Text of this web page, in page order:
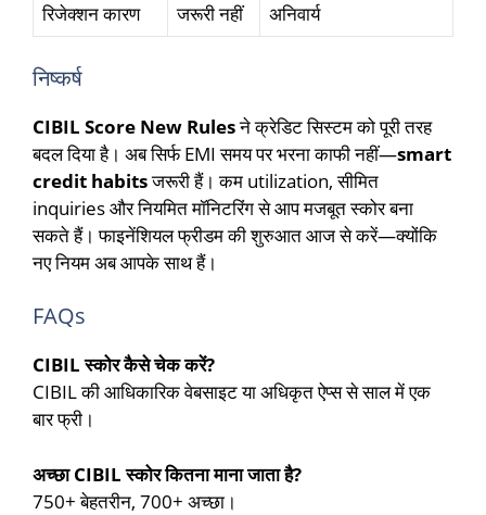
रिजेक्शन कारण
जरूरी नहीं अनिवार्य
निष्कर्ष
CIBIL Score New Rulesने क्रेडिट सिस्टम को पूरी तरह
बदल दिया है। अब सिर्फ EMI समय पर भरना काफी नहीं—smart
credit habitsजरूरी हैं। कम utilization, सीमित
inquiries और नियमित मॉनिटरिंग से आप मजबूत स्कोर बना
सकते हैं। फाइनेंशियल फ्रीडम की शुरुआत आज से करें—क्योंकि
नए नियम अब आपके साथ हैं।
FAQs
CIBIL स्कोर कैसे चेक करें?
CIBIL की आधिकारिक वेबसाइट या अधिकृत ऐप्स से साल में एक
बार फ्री।
अच्छा CIBIL स्कोर कितना माना जाता है?
750+ बेहतरीन, 700+ अच्छा।